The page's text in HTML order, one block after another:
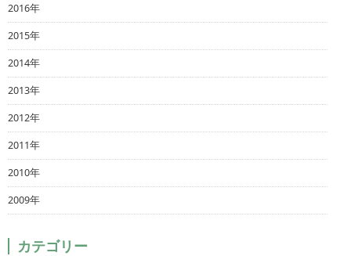
2016年
2015年
2014年
2013年
2012年
2011年
2010年
2009年
カテゴリー